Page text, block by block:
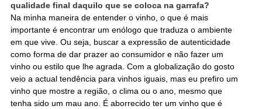
qualidade final daquilo que se coloca na garrafa?
Na minha maneira de entender o vinho, o que é mais
importante é encontrar um enólogo que traduza o ambiente
em que vive. Ou seja, buscar a expressão de autenticidade
como forma de dar prazer ao consumidor e não fazer um
vinho ou estilo que lhe agrada. Com a globalização do gosto
veio a actual tendência para vinhos iguais, mas eu prefiro um
vinho que mostre a região, o clima ou o ano, mesmo que
tenha sido um mau ano. É aborrecido ter um vinho que é